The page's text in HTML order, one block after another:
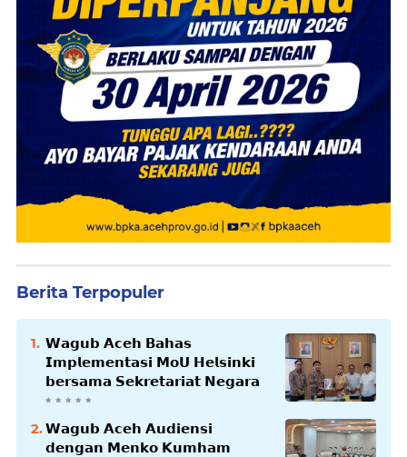
Berita Terpopuler
𝗪𝗮𝗴𝘂𝗯 𝗔𝗰𝗲𝗵 𝗕𝗮𝗵𝗮𝘀
𝗜𝗺𝗽𝗹𝗲𝗺𝗲𝗻𝘁𝗮𝘀𝗶 𝗠𝗼𝗨 𝗛𝗲𝗹𝘀𝗶𝗻𝗸𝗶
𝗯𝗲𝗿𝘀𝗮𝗺𝗮 𝗦𝗲𝗸𝗿𝗲𝘁𝗮𝗿𝗶𝗮𝘁 𝗡𝗲𝗴𝗮𝗿𝗮
𝗪𝗮𝗴𝘂𝗯 𝗔𝗰𝗲𝗵 𝗔𝘂𝗱𝗶𝗲𝗻𝘀𝗶
𝗱𝗲𝗻𝗴𝗮𝗻 𝗠𝗲𝗻𝗸𝗼 𝗞𝘂𝗺𝗵𝗮𝗺